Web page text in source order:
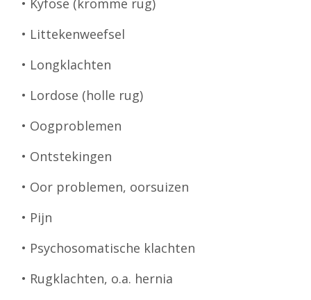
• Kyfose (kromme rug)
• Littekenweefsel
• Longklachten
• Lordose (holle rug)
• Oogproblemen
• Ontstekingen
• Oor problemen, oorsuizen
• Pijn
• Psychosomatische klachten
• Rugklachten, o.a. hernia